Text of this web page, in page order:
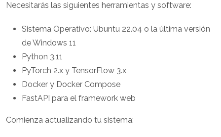
Necesitarás las siguientes herramientas y software:
Sistema Operativo: Ubuntu 22.04 o la última versión
de Windows 11
Python 3.11
PyTorch 2.x y TensorFlow 3.x
Docker y Docker Compose
FastAPI para el framework web
Comienza actualizando tu sistema: